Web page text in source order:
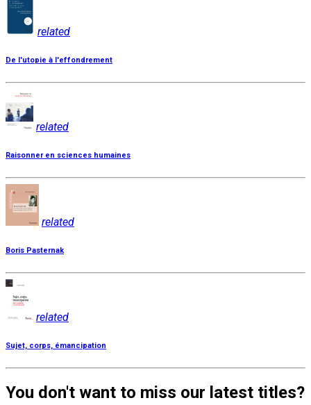
related
De l'utopie à l'effondrement
related
Raisonner en sciences humaines
related
Boris Pasternak
related
Sujet, corps, émancipation
You don't want to miss our latest titles?